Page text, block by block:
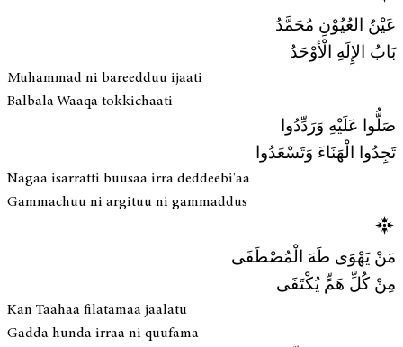
عَيْنُ العُيُوْنِ مُحَمَّدُ
بَابُ الإِلَهِ الْأوْحَدُ
Muhammad ni bareedduu ijaati
Balbala Waaqa tokkichaati
صَلُّوا عَلَيْهِ وَرَدِّدُوا
تَجِدُوا الْهَنَاءَ وَتَسْعَدُوا
Nagaa isarratti buusaa irra deddeebi'aa
Gammachuu ni argituu ni gammaddus
مَنْ يَهْوَى طَهَ الْمُصْطَفَى
مِنْ كُلِّ هَمٍّ يُكْتَفَى
Kan Taahaa filatamaa jaalatu
Gadda hunda irraa ni quufama